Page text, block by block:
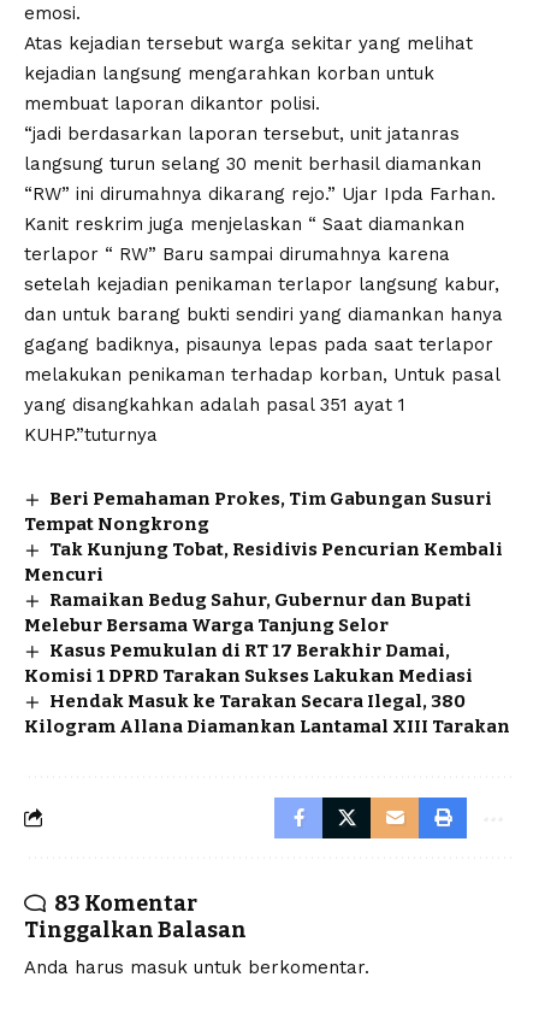
emosi.
Atas kejadian tersebut warga sekitar yang melihat
kejadian langsung mengarahkan korban untuk
membuat laporan dikantor polisi.
“jadi berdasarkan laporan tersebut, unit jatanras
langsung turun selang 30 menit berhasil diamankan
“RW” ini dirumahnya dikarang rejo.” Ujar Ipda Farhan.
Kanit reskrim juga menjelaskan “ Saat diamankan
terlapor “ RW” Baru sampai dirumahnya karena
setelah kejadian penikaman terlapor langsung kabur,
dan untuk barang bukti sendiri yang diamankan hanya
gagang badiknya, pisaunya lepas pada saat terlapor
melakukan penikaman terhadap korban, Untuk pasal
yang disangkahkan adalah pasal 351 ayat 1
KUHP.”tuturnya
Beri Pemahaman Prokes, Tim Gabungan Susuri
Tempat Nongkrong
Tak Kunjung Tobat, Residivis Pencurian Kembali
Mencuri
Ramaikan Bedug Sahur, Gubernur dan Bupati
Melebur Bersama Warga Tanjung Selor
Kasus Pemukulan di RT 17 Berakhir Damai,
Komisi 1 DPRD Tarakan Sukses Lakukan Mediasi
Hendak Masuk ke Tarakan Secara Ilegal, 380
Kilogram Allana Diamankan Lantamal XIII Tarakan
83 Komentar
Tinggalkan Balasan
Anda harus masuk untuk berkomentar.